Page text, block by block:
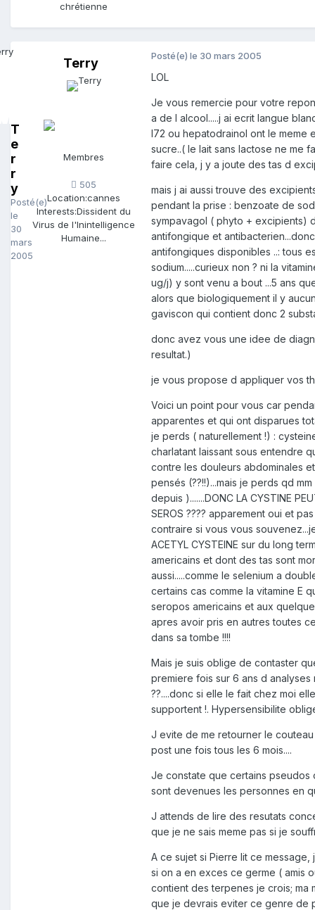
chrétienne
T
e
r
r
y
Posté(e)
le
30
mars
2005
Terry
Membres
505
Location:cannes
Interests:Dissident du
Virus de l'Inintelligence
Humaine...
Posté(e) le 30 mars 2005
LOL
Je vous remercie pour votre
a de l alcool.....j ai ecrit langue
l72 ou hepatodrainol ont le meme
sucre..( le lait sans lactose ne me
faire cela, j y a joute des tas d
mais j ai aussi trouve des
pendant la prise : benzoate de
sympavagol ( phyto + excipients)
antifongique et
antifongiques disponibles ..: tous
sodium.....curieux non ? ni la
ug/j) y sont venu a bout ...5 ans
alors que biologiquement il y
gaviscon qui contient donc 2
donc avez vous une idee de
resultat.)
je vous propose d appliquer vos
Voici un point pour vous car
apparentes et qui ont disparues
je perds ( naturellement !) :
charlatant laissant sous entendre
contre les douleurs abdominales
pensés (??!!)...mais je perds qd
depuis ).......DONC LA CYSTINE
SEROS ???? apparement oui et
contraire si vous vous
ACETYL CYSTEINE sur du long
americains et dont des tas sont
aussi.....comme le selenium a
certains cas comme la vitamine E
seropos americains et aux
apres avoir pris en autres toutes
dans sa tombe !!!!
Mais je suis oblige de contaster
premiere fois sur 6 ans d
??....donc si elle le fait chez moi
supportent !. Hypersensibilite
J evite de me retourner le
post une fois tous les 6 mois....
Je constate que certains pseudos
sont devenues les personnes en
J attends de lire des resutats
que je ne sais meme pas si je
A ce sujet si Pierre lit ce
si on a en exces ce germe ( amis
contient des terpenes je crois; ma
que je devrais eviter ce genre de